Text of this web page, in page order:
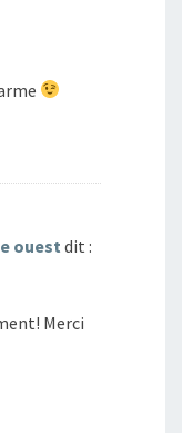
ouest dit :
Merci